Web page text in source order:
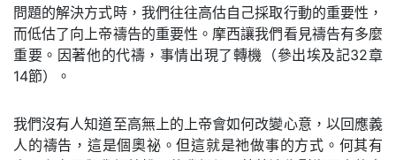
問題的解決方式時，我們往往高估自己採取行動的重要性，
而低估了向上帝禱告的重要性。摩西讓我們看見禱告有多麼
重要。因著他的代禱，事情出現了轉機（參出埃及記32章
14節）。
我們沒有人知道至高無上的上帝會如何改變心意，以回應義
人的禱告，這是個奧祕。但這就是祂做事的方式。何其有